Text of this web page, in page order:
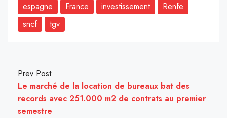
espagne
France investissement
Renfe
sncf
tgv
Prev Post
Le marché de la location de bureaux bat des
records avec 251.000 m2 de contrats au premier
semestre